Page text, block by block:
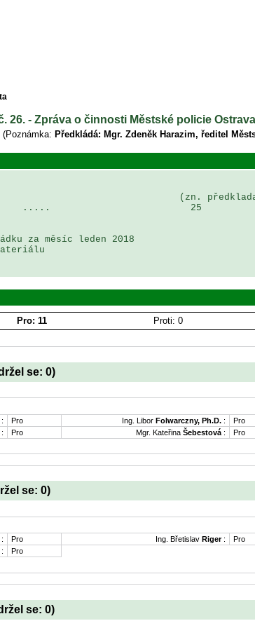
26. - Zpráva o činnosti Městské policie
(Poznámka: Předkládá: Mgr. Zdeněk Harazim, ředitel
(zn.
.....                         25
za měsíc leden 2018
Pro: 11 Proti: 0
se: 0)
: Pro Ing. Libor Folwarczny, Ph.D. : Pro
: Pro Mgr. Kateřina Šebestová : Pro
se: 0)
: Pro Ing. Břetislav Riger: Pro
: Pro
se: 0)